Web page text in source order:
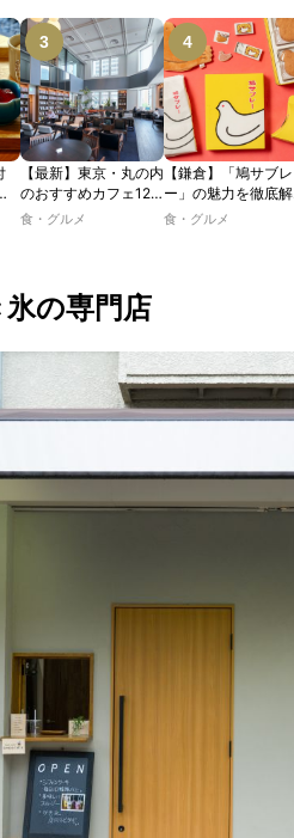
【最新】東京・丸の内
のおすすめカフェ12
選｜ひとりでゆったり
ルラウンジまで！
食・グルメ
【鎌倉】「鳩サブレ
ー」の魅力を徹底解
説！ 定番商品から限
食・グルメ
の専門店